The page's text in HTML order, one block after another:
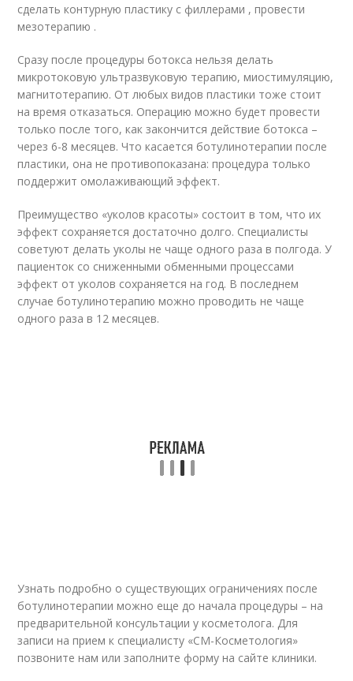
сделать контурную пластику с филлерами , провести
мезотерапию .
Сразу после процедуры ботокса нельзя делать
микротоковую ультразвуковую терапию, миостимуляцию,
магнитотерапию. От любых видов пластики тоже стоит
на время отказаться. Операцию можно будет провести
только после того, как закончится действие ботокса –
через 6-8 месяцев. Что касается ботулинотерапии после
пластики, она не противопоказана: процедура только
поддержит омолаживающий эффект.
Преимущество «уколов красоты» состоит в том, что их
эффект сохраняется достаточно долго. Специалисты
советуют делать уколы не чаще одного раза в полгода. У
пациенток со сниженными обменными процессами
эффект от уколов сохраняется на год. В последнем
случае ботулинотерапию можно проводить не чаще
одного раза в 12 месяцев.
Узнать подробно о существующих ограничениях после
ботулинотерапии можно еще до начала процедуры – на
предварительной консультации у косметолога. Для
записи на прием к специалисту «СМ-Косметология»
позвоните нам или заполните форму на сайте клиники.